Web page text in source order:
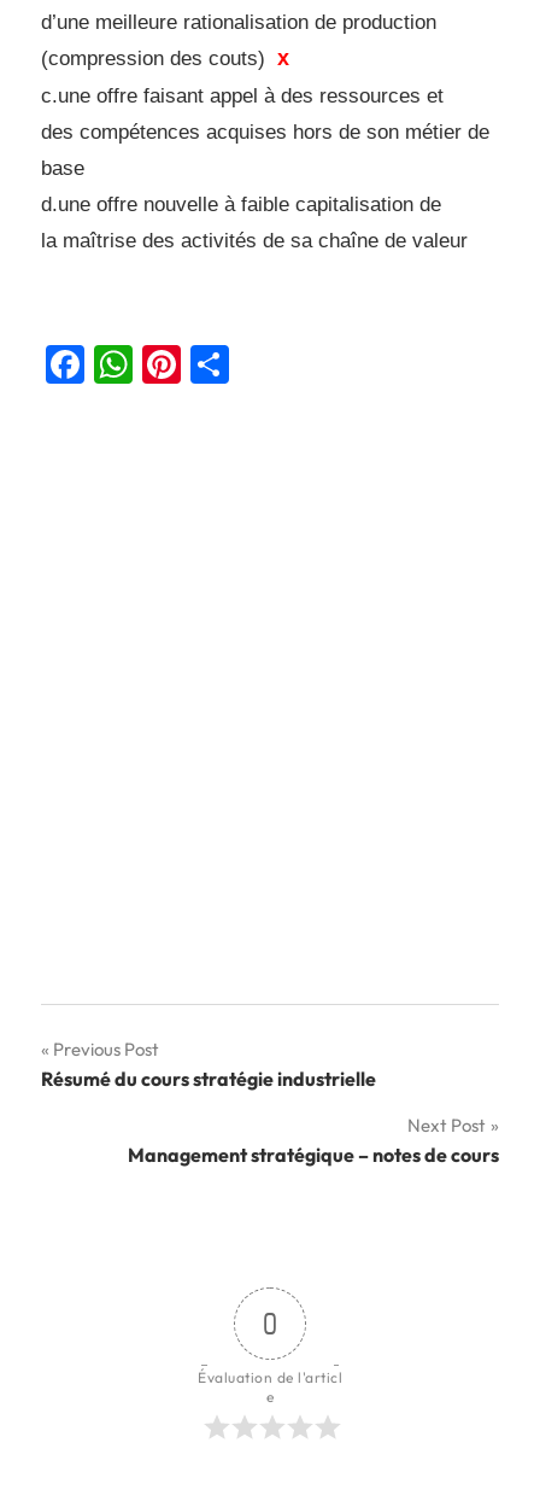
d’une meilleure rationalisation de production
(compression des couts) x
c.une offre faisant appel à des ressources et
des compétences acquises hors de son métier de
base
d.une offre nouvelle à faible capitalisation de
la maîtrise des activités de sa chaîne de valeur
Facebook
WhatsApp
Pinterest
Navigation
l’article
Previous Post
Résumé du cours stratégie industrielle
Next Post
Management stratégique – notes de cours
0
Évaluation de l'articl
e